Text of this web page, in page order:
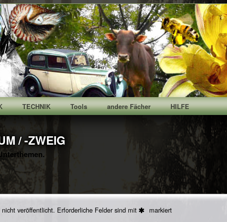
TECHNIK Tools andere Fächer HILFE
/ -ZWEIG
veröffentlicht. Erforderliche Felder sind mit
markiert